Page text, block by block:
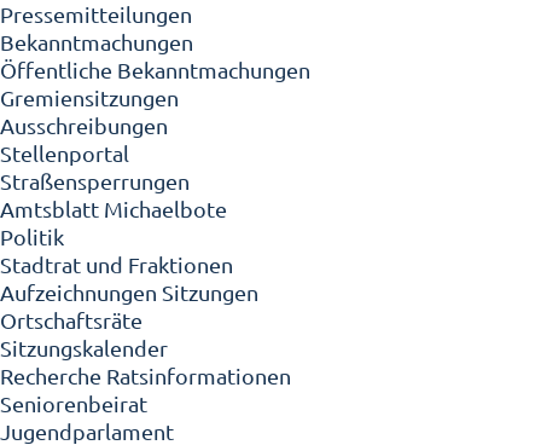
Pressemitteilungen
Bekanntmachungen
Öffentliche Bekanntmachungen
Gremiensitzungen
Ausschreibungen
Stellenportal
Straßensperrungen
Amtsblatt Michaelbote
Politik
Stadtrat und Fraktionen
Aufzeichnungen Sitzungen
Ortschaftsräte
Sitzungskalender
Recherche Ratsinformationen
Seniorenbeirat
Jugendparlament